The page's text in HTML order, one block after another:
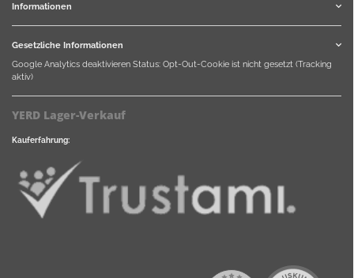
Informationen
Gesetzliche Informationen
Google Analytics deaktivieren Status: Opt-Out-Cookie ist nicht gesetzt (Tracking
aktiv)
YERD Lager-Verkauf
Kauferfahrung: